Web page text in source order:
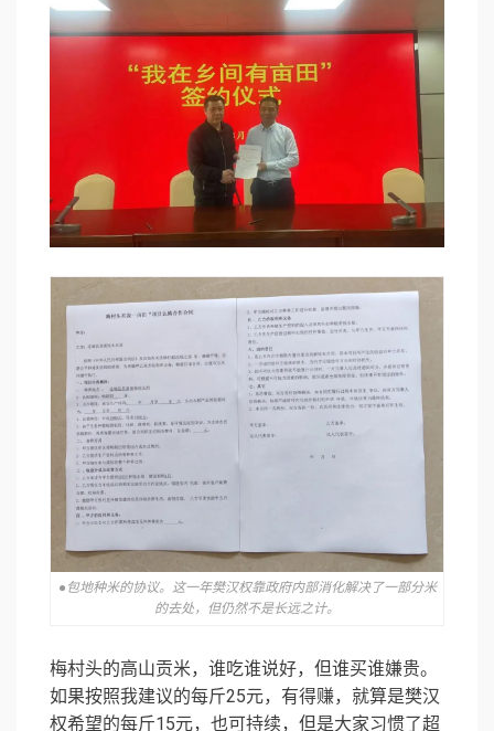
●包地种米的协议。这一年樊汉权靠政府内部消化解决了一部分米
的去处，但仍然不是长远之计。
梅村头的高山贡米，谁吃谁说好，但谁买谁嫌贵。
如果按照我建议的每斤25元，有得赚，就算是樊汉
权希望的每斤15元，也可持续，但是大家习惯了超